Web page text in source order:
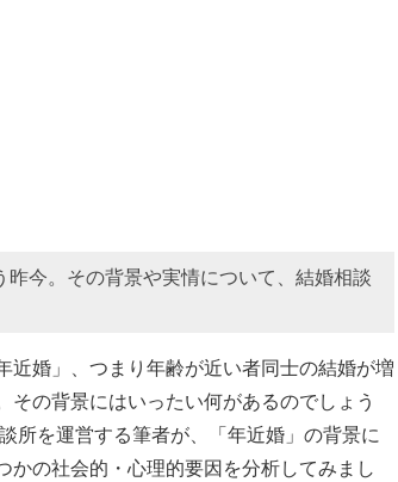
今。その背景や実情について、結婚相談
近婚」、つまり年齢が近い者同士の結婚が増
その背景にはいったい何があるのでしょう
所を運営する筆者が、「年近婚」の背景に
かの社会的・心理的要因を分析してみまし